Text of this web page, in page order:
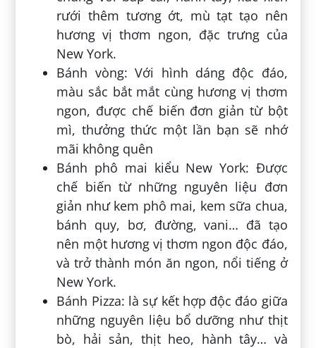
rưới thêm tương ớt, mù tạt tạo nên
hương vị thơm ngon, đặc trưng của
New York.
Bánh vòng: Với hình dáng độc đáo,
màu sắc bắt mắt cùng hương vị thơm
ngon, được chế biến đơn giản từ bột
mì, thưởng thức một lần bạn sẽ nhớ
mãi không quên
Bánh phô mai kiểu New York: Được
chế biến từ những nguyên liệu đơn
giản như kem phô mai, kem sữa chua,
bánh quy, bơ, đường, vani… đã tạo
nên một hương vị thơm ngon độc đáo,
và trở thành món ăn ngon, nổi tiếng ở
New York.
Bánh Pizza: là sự kết hợp độc đáo giữa
những nguyên liệu bổ dưỡng như thịt
bò, hải sản, thịt heo, hành tây… và